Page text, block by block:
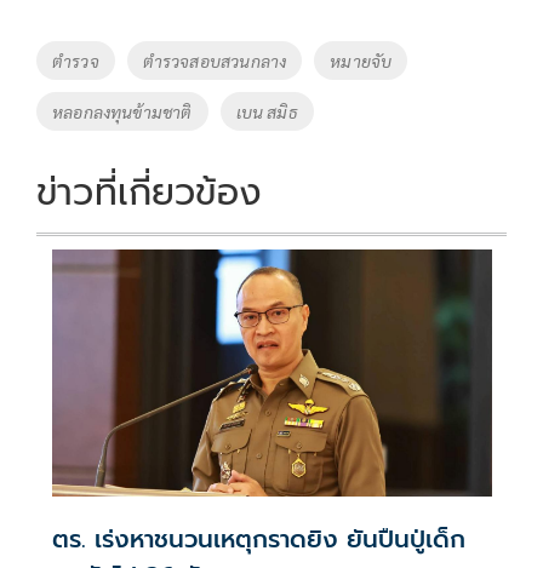
Tags
ตำรวจ ตำรวจสอบสวนกลาง หมายจับ
หลอกลงทุนข้ามชาติ เบน สมิธ
ข่าวที่เกี่ยวข้อง
ตร. เร่งหาชนวนเหตุกราดยิง ยันปืนปู่เด็ก